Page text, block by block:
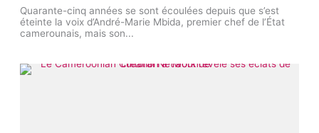
Quarante-cinq années se sont écoulées depuis que s’est
éteinte la voix d’André-Marie Mbida, premier chef de l’État
camerounais, mais son...